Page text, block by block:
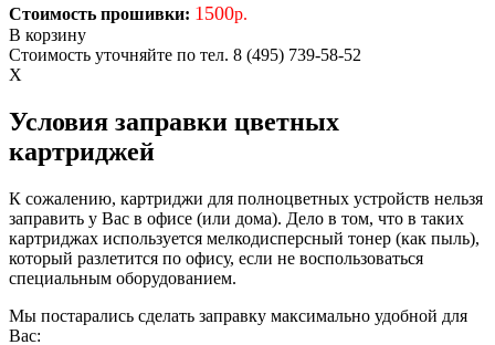
Стоимость прошивки: 1500р.
В корзину
Стоимость уточняйте по тел. 8 (495) 739-58-52
X
Условия заправки цветных
картриджей
К сожалению, картриджи для полноцветных устройств нельзя
заправить у Вас в офисе (или дома). Дело в том, что в таких
картриджах используется мелкодисперсный тонер (как пыль),
который разлетится по офису, если не воспользоваться
специальным оборудованием.
Мы постарались сделать заправку максимально удобной для
Вас: